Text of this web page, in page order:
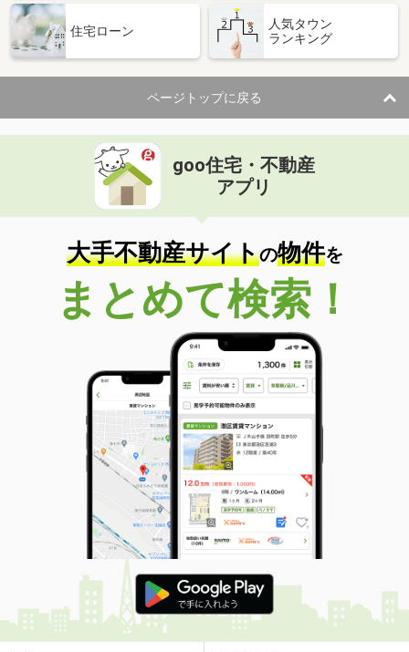
住宅ローン
人気タウン
ランキング
ページトップに戻る
goo住宅・不動産
アプリ
大手不動産サイトの物件を
まとめて検索！